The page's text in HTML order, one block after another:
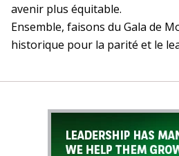
avenir plus équitable.
Ensemble, faisons du Gala de
historique pour la parité et le